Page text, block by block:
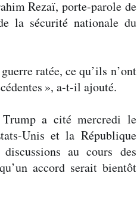
Rezaï, porte-parole de
la sécurité nationale du
ratée, ce qu’ils n’ont
», a-t-il ajouté.
a cité mercredi le
Unis et la République
discussions au cours des
accord serait bientôt